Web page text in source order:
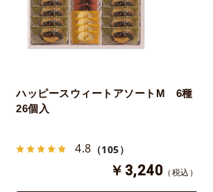
ハッピースウィートアソートM 6種
26個入
4.8 （105）
￥3,240 （税込）